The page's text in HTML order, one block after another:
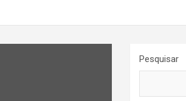
Pesquisar